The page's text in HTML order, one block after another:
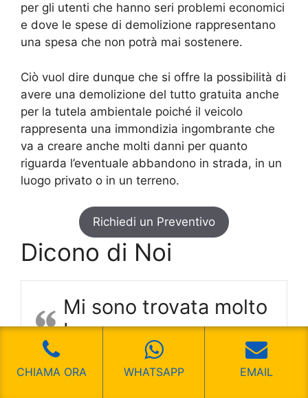
per gli utenti che hanno seri problemi economici
e dove le spese di demolizione rappresentano
una spesa che non potrà mai sostenere.
Ciò vuol dire dunque che si offre la possibilità di
avere una demolizione del tutto gratuita anche
per la tutela ambientale poiché il veicolo
rappresenta una immondizia ingombrante che
va a creare anche molti danni per quanto
riguarda l’eventuale abbandono in strada, in un
luogo privato o in un terreno.
Richiedi un Preventivo
Dicono di Noi
Mi sono trovata molto
bene
Mi sono trovata molto bene
Francesca
CHIAMA ORA WHATSAPP EMAIL